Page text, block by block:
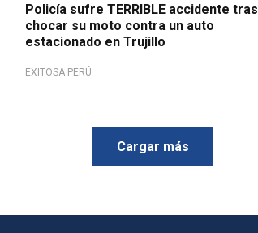
Policía sufre TERRIBLE accidente tras
chocar su moto contra un auto
estacionado en Trujillo
EXITOSA PERÚ
Cargar más